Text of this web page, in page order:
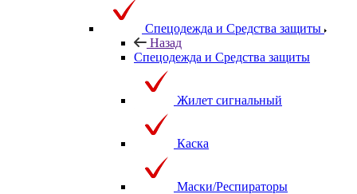
Спецодежда и Средства защиты
Назад
Спецодежда и Средства защиты
Жилет сигнальный
Каска
Маски/Респираторы